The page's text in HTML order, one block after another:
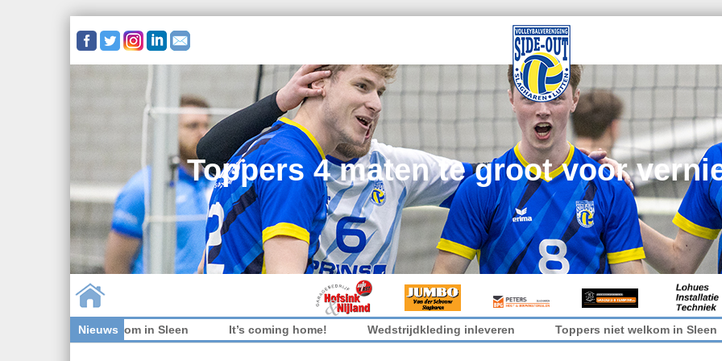
Toppers 4 maten te groot voor
Nieuws
niet welkom in Sleen It’s coming home! Wedstrijdkleding inleveren Toppers niet welkom in Sleen